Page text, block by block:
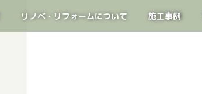
リノベ・リフォームについて 施工事例